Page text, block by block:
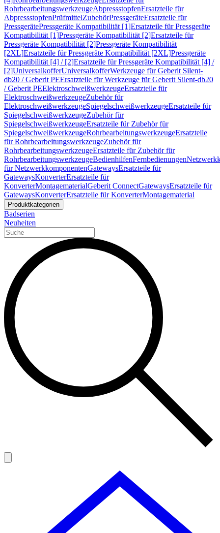
RohrbearbeitungswerkzeugeAbpressstopfenErsatzteile für
AbpressstopfenPrüfmittelZubehörPressgeräteErsatzteile für
PressgerätePressgeräte Kompatibilität [1]Ersatzteile für Pressgeräte
Kompatibilität [1]Pressgeräte Kompatibilität [2]Ersatzteile für
Pressgeräte Kompatibilität [2]Pressgeräte Kompatibilität
[2XL]Ersatzteile für Pressgeräte Kompatibilität [2XL]Pressgeräte
Kompatibilität [4] / [2]Ersatzteile für Pressgeräte Kompatibilität [4] /
[2]UniversalkofferUniversalkofferWerkzeuge für Geberit Silent-
db20 / Geberit PEErsatzteile für Werkzeuge für Geberit Silent-db20
/ Geberit PEElektroschweißwerkzeugeErsatzteile für
ElektroschweißwerkzeugeZubehör für
ElektroschweißwerkzeugeSpiegelschweißwerkzeugeErsatzteile für
SpiegelschweißwerkzeugeZubehör für
SpiegelschweißwerkzeugeErsatzteile für Zubehör für
SpiegelschweißwerkzeugeRohrbearbeitungswerkzeugeErsatzteile
für RohrbearbeitungswerkzeugeZubehör für
RohrbearbeitungswerkzeugeErsatzteile für Zubehör für
RohrbearbeitungswerkzeugeBedienhilfenFernbedienungen
für NetzwerkkomponentenGatewaysErsatzteile für
GatewaysKonverterErsatzteile für
KonverterMontagematerialGeberit ConnectGatewaysErsatzteile für
GatewaysKonverterErsatzteile für KonverterMontagematerial
Produktkategorien
Badserien
Neuheiten